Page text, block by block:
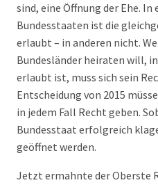
sind, eine Öffnung der Ehe.
Bundesstaaten ist die
erlaubt – in anderen nicht.
Bundesländer heiraten will,
erlaubt ist, muss sich sein
Entscheidung von 2015
in jedem Fall Recht geben.
Bundesstaat erfolgreich
geöffnet werden.
Jetzt ermahnte der Oberste